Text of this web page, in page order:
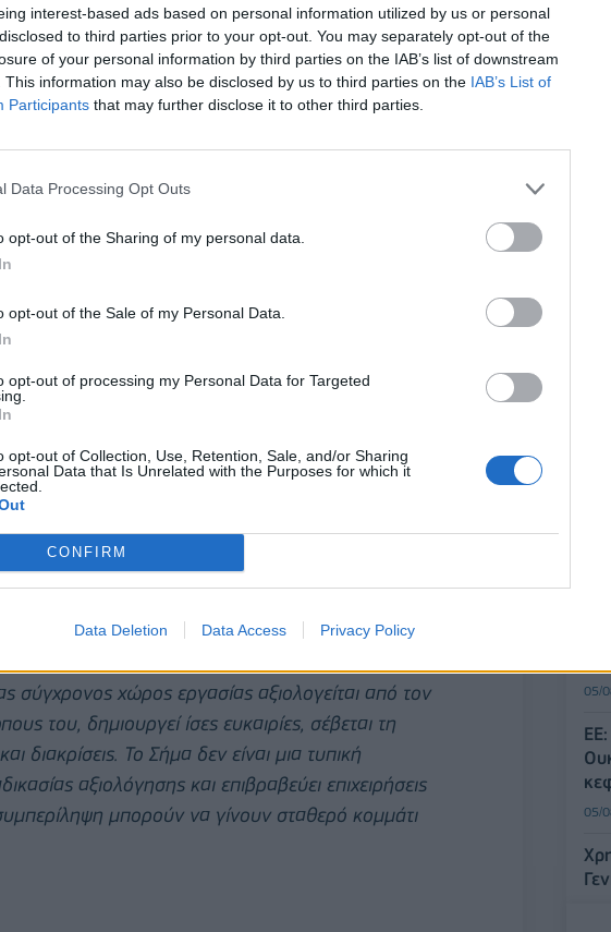
interest-based ads based on personal information utilized by us or personal
to third parties prior to your opt-out. You may separately opt-out of the
of your personal information by third parties on the IAB’s list of downstream
This information may also be disclosed by us to third parties on the IAB’s List of
Participants that may further disclose it to other third parties.
Data Processing Opt Outs
opt-out of the Sharing of my personal data.
opt-out of the Sale of my Personal Data.
opt-out of processing my Personal Data for Targeted
opt-out of Collection, Use, Retention, Sale, and/or Sharing
Data that Is Unrelated with the Purposes for which it
CONFIRM
Data Deletion Data Access Privacy Policy
για επιχειρήσεις που εφαρμόζουν
τους περιβάλλον, προωθώντας ίσες ευκαιρίες
μια κουλτούρα σεβασμού, αποδοχής και
ενσωματώνει τις αρχές της διαφορετικότητας,
πτυχές της λειτουργίας της, αναγνωρίζοντας ότι
ενισχύει την καινοτομία, τη δημιουργικότητα
DigiTech στη δημιουργία ενός σύγχρονου και
κάθε άνθρωπος έχει τη δυνατότητα να
φύλο, την ηλικία, την εθνικότητα, την αναπηρία,
χαρακτηριστικό που συνθέτει τη μοναδικότητά
της εταιρείας και του Ομίλου να συνεχίσουν να
ενεργά στη διαμόρφωση μιας κουλτούρας
για όλους.
Σήματος Διαφορετικότητας στην DigiTech αποτελεί
να γίνει η συμπερίληψη μέρος της
σύγχρονος χώρος εργασίας αξιολογείται από τον
του, δημιουργεί ίσες ευκαιρίες, σέβεται τη
διακρίσεις. Το Σήμα δεν είναι μια τυπική
αξιολόγησης και επιβραβεύει επιχειρήσεις
μπορούν να γίνουν σταθερό κομμάτι
05/
05/